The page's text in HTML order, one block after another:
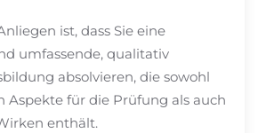
ist, dass Sie eine
umfassende, qualitativ
absolvieren, die sowohl
Aspekte für die Prüfung als auch
enthält.